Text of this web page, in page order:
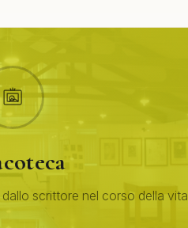
scrittore nel corso della vita